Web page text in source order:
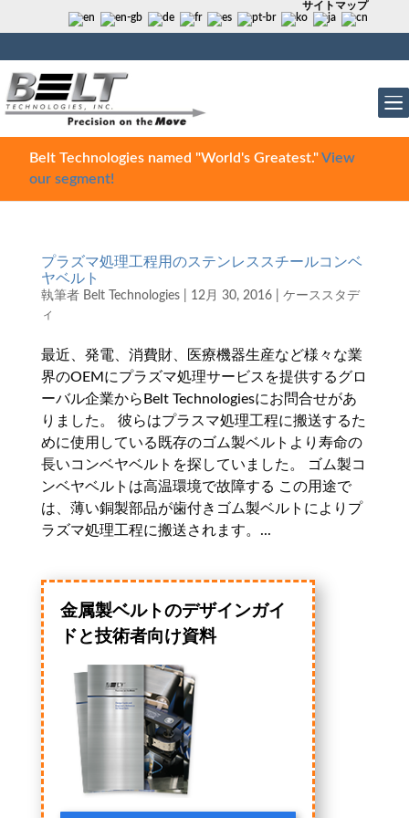
サイトマップ
Belt Technologies named "World's Greatest."View
our segment!
プラズマ処理工程用のステンレススチールコンベ
ヤベルト
執筆者 Belt Technologies| 12月 30, 2016| ケーススタデ
ィ
最近、発電、消費財、医療機器生産など様々な業
界のOEMにプラズマ処理サービスを提供するグロ
ーバル企業からBelt Technologiesにお問合せがあ
りました。 彼らはプラスマ処理工程に搬送するた
めに使用している既存のゴム製ベルトより寿命の
長いコンベヤベルトを探していました。 ゴム製コ
ンベヤベルトは高温環境で故障する この用途で
は、薄い銅製部品が歯付きゴム製ベルトによりプ
ラズマ処理工程に搬送されます。...
金属製ベルトのデザインガイ
ドと技術者向け資料